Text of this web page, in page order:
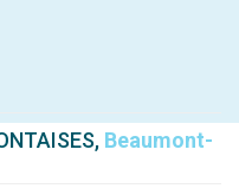
Beaumont-